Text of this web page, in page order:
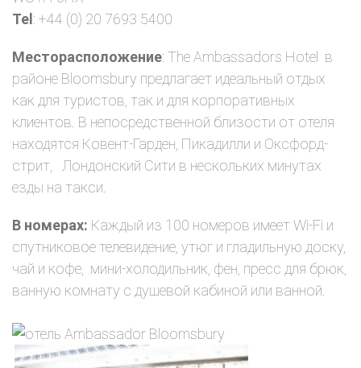
Tel : +44 (0) 20 7693 5400
Месторасположение: The Ambassadors Hotel в
районе Bloomsbury предлагает идеальный отдых
как для туристов, так и для корпоративных
клиентов. В непосредственной близости от отеля
находятся Ковент-Гарден, Пикадилли и Оксфорд-
стрит, Лондонский Сити в нескольких минутах
езды на такси.
В номерах: Каждый из 100 номеров имеет Wi-Fi и
спутниковое телевидение, утюг и гладильную доску,
чай и кофе, мини-холодильник, фен, пресс для брюк,
ванную комнату с душевой кабиной или ванной.